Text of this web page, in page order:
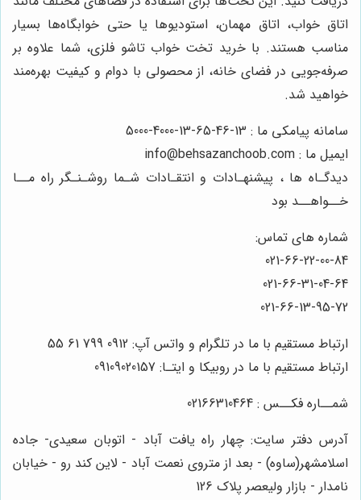
اتاق خواب، اتاق مهمان، استودیوها یا حتی خوابگاه‌ها بسیار
مناسب هستند. با خرید تخت خواب تاشو فلزی، شما علاوه بر
صرفه‌جویی در فضای خانه، از محصولی با دوام و کیفیت بهره‌مند
خواهید شد.
سامانه پیامکی ما : 13-46-65-13-4000-5000
ایمیل ما : info@behsazanchoob.com
دیدگـاه ها ، پیشنهـادات و انتقـادات شـما روشـنـگر راه مــا
خــواهــد بود
شماره های تماس:
021-66-22-00-84
021-66-31-04-64
021-66-13-95-72
ارتباط مستقیم با ما در تلگرام و واتس آپ: 0912 799 61 55
ارتباط مستقیم با ما در روبیکا و ایتـا: 09109020157
شمــاره فکــس : 02166310464
آدرس دفتر سایت: چهار راه یافت آباد - اتوبان سعیدی- جاده
اسلامشهر(ساوه) - بعد از متروی نعمت آباد - لاین کند رو - خیابان
نامدار - بازار ولیعصر پلاک 126